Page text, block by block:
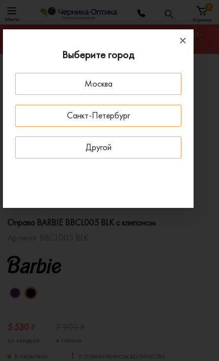
Выберите город
Москва
Санкт-Петербург
Другой
Меню Корзина
0
Гарантируем лучшую цену на любую оправу в Санкт-
Главная
Оправы для очков
Оправа BARBIE BBCL005 BLK с клипоном
Оправа BARBIE BBCL005 BLK с клипоном
5 530 ₽
со скидкой в салоне
В НАЛИЧИИ В ОГРАНИЧЕННОМ КОЛИЧЕСТВЕ
- 30 % ДО 15 АВГУСТА